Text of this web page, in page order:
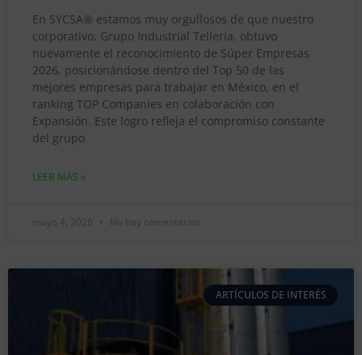
En SYCSA® estamos muy orgullosos de que nuestro
corporativo, Grupo Industrial Tellería, obtuvo
nuevamente el reconocimiento de Súper Empresas
2026, posicionándose dentro del Top 50 de las
mejores empresas para trabajar en México, en el
ranking TOP Companies en colaboración con
Expansión. Este logro refleja el compromiso constante
del grupo
LEER MÁS »
mayo 4, 2026 No hay comentarios
ARTÍCULOS DE INTERÉS